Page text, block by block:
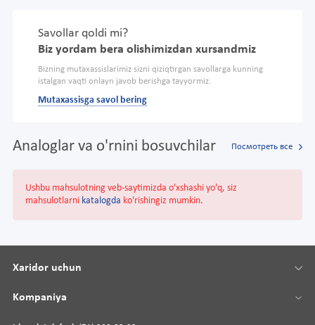
Savollar qoldi mi?
Biz yordam bera olishimizdan xursandmiz
Bizning mutaxassislarimiz sizni qiziqtirgan savollarga kunning
istalgan vaqti onlayn javob berishga tayyormiz.
Mutaxassisga savol bering
Analoglar va o'rnini bosuvchilar Посмотреть все
Ushbu mahsulotning veb-saytimizda o'xshashi yo'q, siz
mahsulotlarni katalogda ko'rishingiz mumkin.
Xaridor uchun
Kompaniya